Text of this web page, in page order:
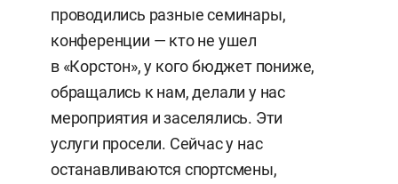
проводились разные семинары,
конференции — кто не ушел
в «Корстон», у кого бюджет пониже,
обращались к нам, делали у нас
мероприятия и заселялись. Эти
услуги просели. Сейчас у нас
останавливаются спортсмены,